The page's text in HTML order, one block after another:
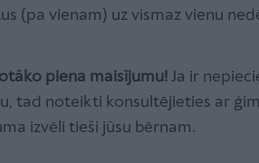
(pa vienam) uz vismaz vienu
piena maisījumu! Ja ir
tad noteikti konsultējieties ar
izvēli tieši jūsu bērnam.